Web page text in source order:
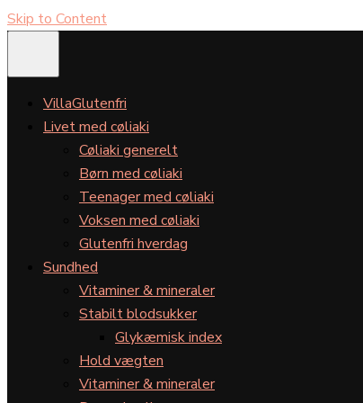
Skip to Content
VillaGlutenfri
Livet med cøliaki
Cøliaki generelt
Børn med cøliaki
Teenager med cøliaki
Voksen med cøliaki
Glutenfri hverdag
Sundhed
Vitaminer & mineraler
Stabilt blodsukker
Glykæmisk index
Hold vægten
Vitaminer & mineraler